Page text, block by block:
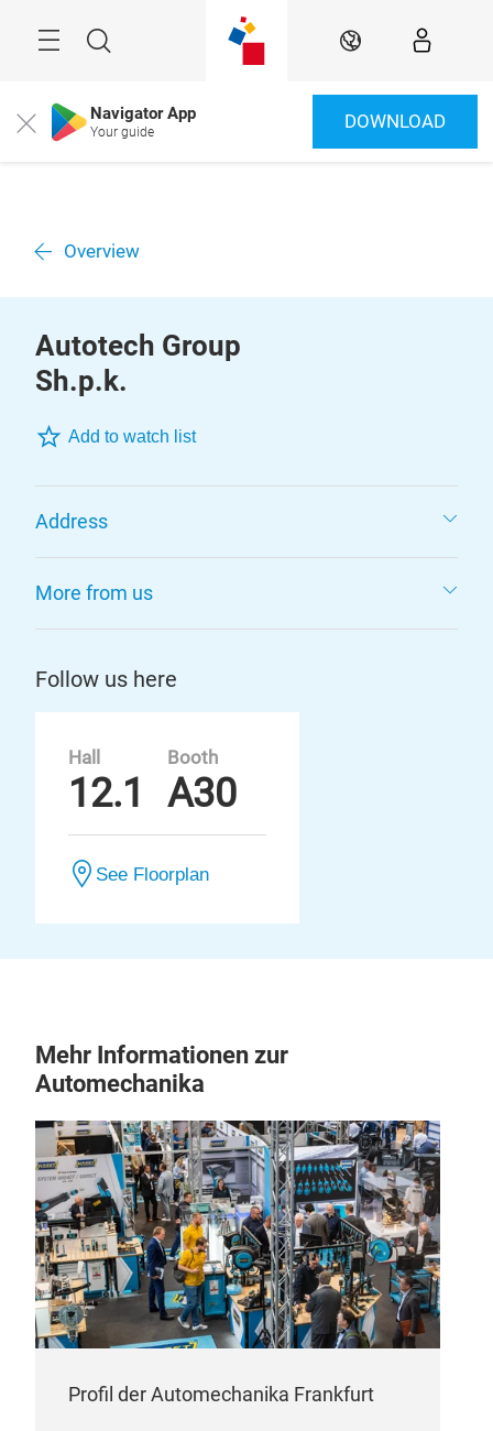
Suche DE
Close Navigator App
Your guide DOWNLOAD
Overview
Autotech Group
Sh.p.k.
Add to watch list
Address
More from us
Follow us here
Hall
12.1
Booth
A30
See Floorplan
Mehr Informationen zur
Automechanika
Profil der Automechanika Frankfurt